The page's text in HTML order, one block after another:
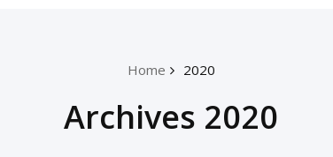
Home 2020
Archives 2020